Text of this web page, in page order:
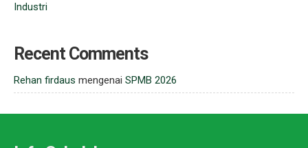
Industri
Recent Comments
Rehan firdaus mengenai SPMB 2026